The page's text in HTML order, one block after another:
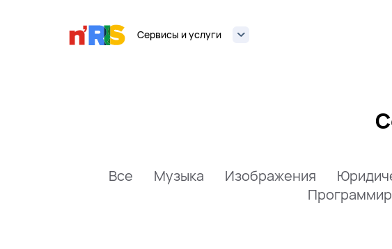
Сервисы и услуги
Все Музыка Изображения